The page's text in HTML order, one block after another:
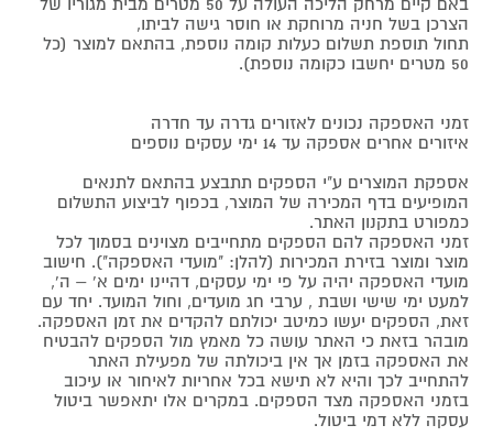
הצרכן בשל חניה מרוחקת או חוסר גישה לביתו,
תחול תוספת תשלום כעלות קומה נוספת, בהתאם למוצר (כל
50 מטרים יחשבו כקומה נוספת).
זמני האספקה נכונים לאזורים גדרה עד חדרה
איזורים אחרים אספקה עד 14 ימי עסקים נוספים
אספקת המוצרים ע"י הספקים תתבצע בהתאם לתנאים
המופיעים בדף המכירה של המוצר, בכפוף לביצוע התשלום
כמפורט בתקנון האתר.
זמני האספקה להם הספקים מתחייבים מצוינים בסמוך לכל
מוצר ומוצר בזירת המכירות (להלן: "מועדי האספקה"). חישוב
מועדי האספקה יהיה על פי ימי עסקים, דהיינו ימים א' – ה',
למעט ימי שישי ושבת , ערבי חג מועדים, וחול המועד. יחד עם
זאת, הספקים יעשו כמיטב יכולתם להקדים את זמן האספקה.
מובהר בזאת כי האתר עושה כל מאמץ מול הספקים להבטיח
את האספקה בזמן אך אין ביכולתה של מפעילת האתר
להתחייב לכך והיא לא תישא בכל אחריות לאיחור או עיכוב
בזמני האספקה מצד הספקים. במקרים אלו יתאפשר ביטול
עסקה ללא דמי ביטול.